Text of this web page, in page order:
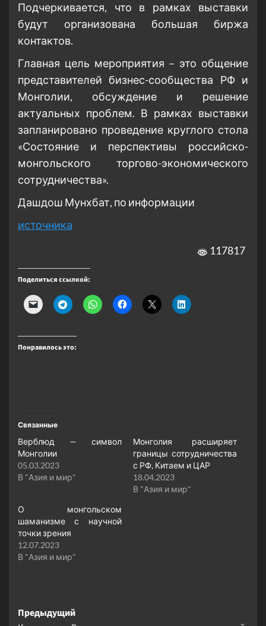
Подчеркивается, что в рамках выставки
будут организована большая биржа
контактов.
Главная цель мероприятия – это общение
представителей бизнес-сообщества РФ и
Монголии, обсуждение и решение
актуальных проблем. В рамках выставки
запланировано проведение круглого стола
«Состояние и перспективы российско-
монгольского торгово-экономического
сотрудничества».
Дашдош Мунхбат, по информации
источника
117817
Поделиться ссылкой:
Понравилось это:
Связанные
Верблюд — символ
Монголии
05.03.2023
В "Азия и мир"
Монголия расширяет
границы сотрудничества
с РФ, Китаем и ЦАР
18.04.2023
В "Азия и мир"
О монгольском
шаманизме с научной
точки зрения
12.07.2023
В "Азия и мир"
Навигация
Предыдущий